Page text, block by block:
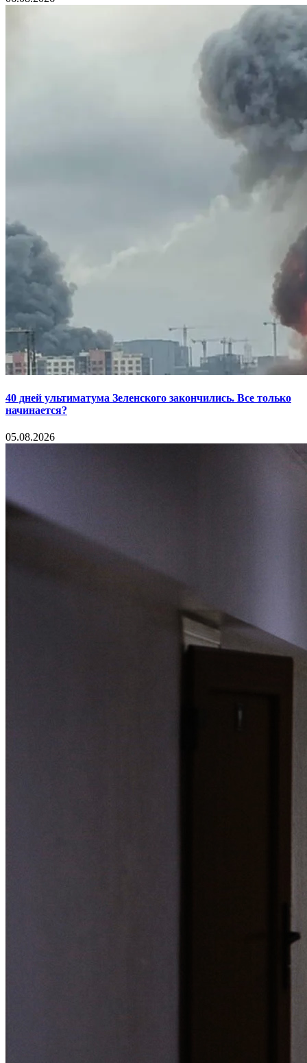
40 дней ультиматума Зеленского закончились. Все только
начинается?
05.08.2026